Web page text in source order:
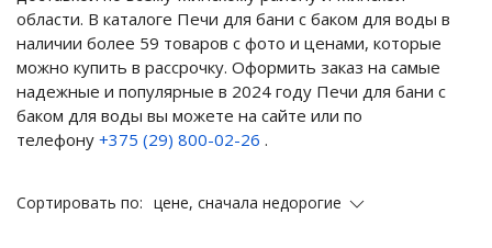
области. В каталоге Печи для бани с баком для воды в
наличии более 59 товаров с фото и ценами, которые
можно купить в рассрочку. Оформить заказ на самые
надежные и популярные в 2024 году Печи для бани с
баком для воды вы можете на сайте или по
телефону +375 (29) 800-02-26 .
Сортировать по: цене, сначала недорогие